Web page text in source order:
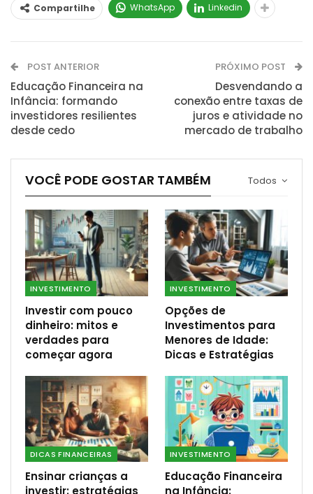
Compartilhe WhatsApp Linkedin
POST ANTERIOR
Educação Financeira na
Infância: formando
investidores resilientes
desde cedo
PRÓXIMO POST
Desvendando a
conexão entre taxas de
juros e atividade no
mercado de trabalho
Todos
VOCÊ PODE GOSTAR TAMBÉM
INVESTIMENTO
Investir com pouco
dinheiro: mitos e
verdades para
começar agora
INVESTIMENTO
Opções de
Investimentos para
Menores de Idade:
Dicas e Estratégias
DICAS FINANCEIRAS
Ensinar crianças a
investir: estratégias
INVESTIMENTO
Educação Financeira
na Infância: